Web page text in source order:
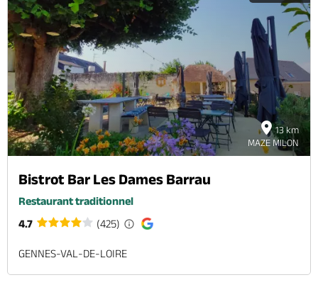
13 km
MAZE MILON
Bistrot Bar Les Dames Barrau
Restaurant traditionnel
4.7
(425)
GENNES-VAL-DE-LOIRE